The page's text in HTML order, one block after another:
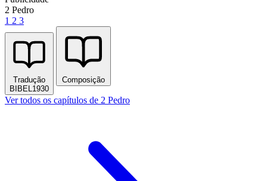
2 Pedro
1 2 3
Tradução
BIBEL1930
Composição
Ver todos os capítulos de 2 Pedro